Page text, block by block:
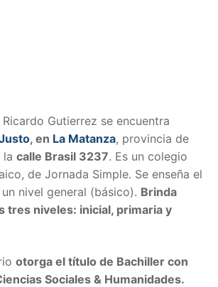
Gutierrez se encuentra
, en La Matanza, provincia de
la calle Brasil 3237. Es un colegio
de Jornada Simple. Se enseña el
nivel general (básico). Brinda
tres niveles: inicial, primaria y
otorga el título de Bachiller con
Sociales & Humanidades.